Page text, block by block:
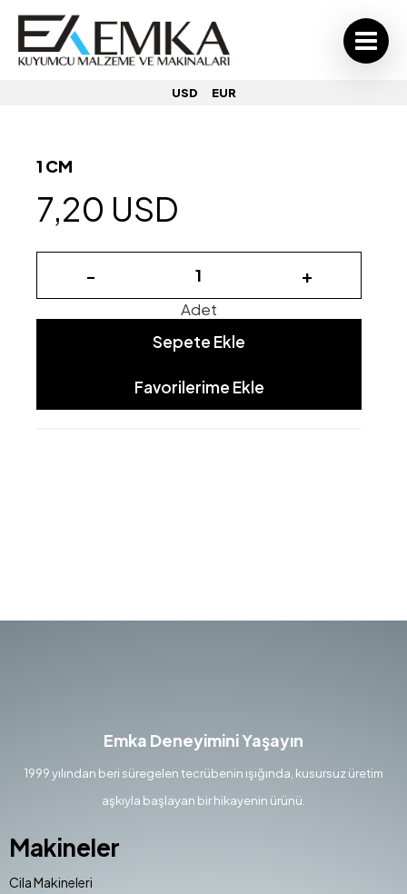
USD EUR
1 CM
7,20 USD
- +
Adet
Sepete Ekle
Favorilerime Ekle
Emka Deneyimini Yaşayın
1999 yılından beri süregelen tecrübenin ışığında, kusursuz üretim
aşkıyla başlayan bir hikayenin ürünü.
Makineler
Cila Makineleri